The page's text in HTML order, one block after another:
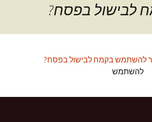
לבישול בפסח?
להשתמש בקמח לבישול בפסח?
להשתמש